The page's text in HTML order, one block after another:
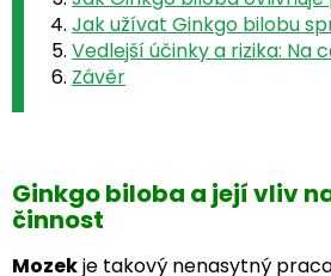
Jak užívat Ginkgo bilobu
Vedlejší účinky a rizika: Na
Závěr
Ginkgo biloba a její vliv
činnost
Mozekje takový nenasytný